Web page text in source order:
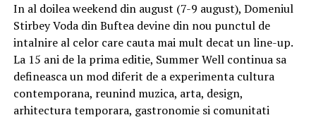
1. Hale metalice
Avantaje:
Costuri reduse de construcție și întreținere.
Durabilitate și rezistență crescută la
In al doilea weekend din august (7-9 august), Domeniul
Stirbey Voda din Buftea devine din nou punctul de
intalnire al celor care cauta mai mult decat un line-up.
La 15 ani de la prima editie, Summer Well continua sa
defineasca un mod diferit de a experimenta cultura
contemporana, reunind muzica, arta, design,
arhitectura temporara, gastronomie si comunitati